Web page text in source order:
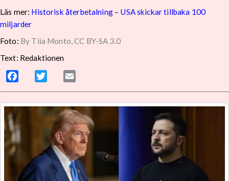
Läs mer: Historisk återbetalning – USA skickar tillbaka 100
miljarder
Foto: By Tiia Monto, CC BY-SA 3.0
Text: Redaktionen
Facebook Twitter